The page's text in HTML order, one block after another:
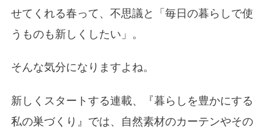
せてくれる春って、不思議と「毎日の暮らしで使
うものも新しくしたい」。
そんな気分になりますよね。
新しくスタートする連載、『暮らしを豊かにする
私の巣づくり』では、自然素材のカーテンやその